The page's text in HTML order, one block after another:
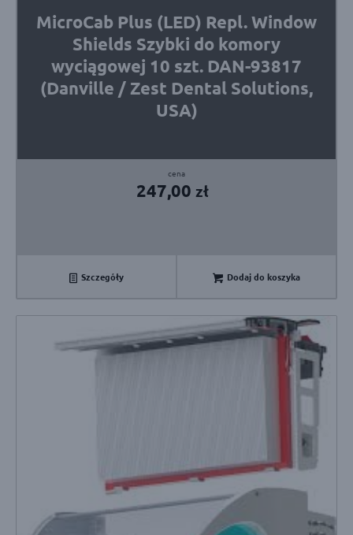
MicroCab Plus (LED) Repl. Window
Shields Szybki do komory
wyciągowej 10 szt. DAN-93817
(Danville / Zest Dental Solutions,
USA)
247,00 zł
Dodaj do koszyka
Szczegóły